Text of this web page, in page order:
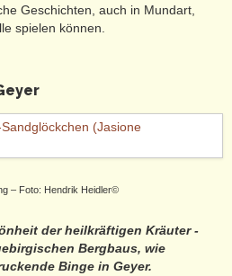
Geschichten, auch in Mundart,
spielen können.
– Foto: Hendrik Heidler©
der heilkräftigen Kräuter -
Bergbaus, wie
Binge in Geyer.